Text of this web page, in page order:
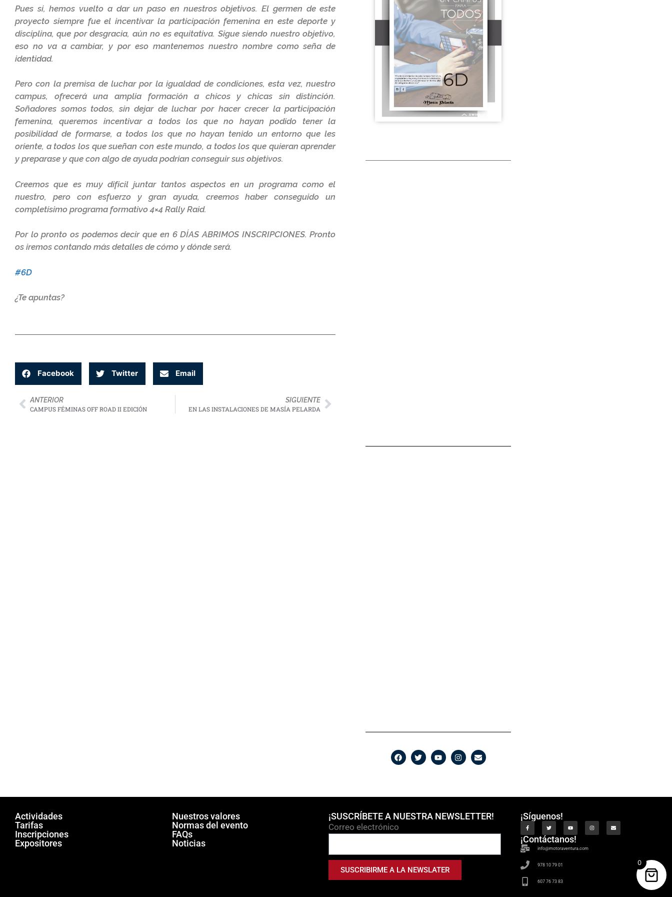
Pues sí, hemos vuelto a dar un paso en nuestros objetivos. El germen de este
proyecto siempre fue el incentivar la participación femenina en este deporte y
disciplina, que por desgracia, aún no es equitativa. Sigue siendo nuestro objetivo,
eso no va a cambiar, y por eso mantenemos nuestro nombre como seña de
identidad.
Pero con la premisa de luchar por la igualdad de condiciones, esta vez, nuestro
campus, ofrecerá una amplia formación a chicos y chicas sin distinción.
Soñadores somos todos, sin dejar de luchar por hacer crecer la participación
femenina, queremos incentivar a todos los que no hayan podido tener la
posibilidad de formarse, a todos los que no hayan tenido un entorno que les
oriente, a todos los que sueñan con este mundo, a todos los que quieran aprender
y preparase y que con algo de ayuda podrían conseguir sus objetivos.
Creemos que es muy difícil juntar tantos aspectos en un programa como el
nuestro, pero con esfuerzo y gran ayuda, creemos haber conseguido un
completísimo programa formativo 4×4 Rally Raid.
Por lo pronto os podemos decir que en 6 DÍAS ABRIMOS INSCRIPCIONES. Pronto
os iremos contando más detalles de cómo y dónde será.
#6D
¿Te apuntas?
Facebook Twitter Email
ANTERIOR
CAMPUS FÉMINAS OFF ROAD II EDICIÓN
SIGUIENTE
EN LAS INSTALACIONES DE MASÍA PELARDA
Actividades
Tarifas
Inscripciones
Expositores
Nuestros valores
Normas del evento
FAQs
Noticias
¡SUSCRÍBETE A NUESTRA NEWSLETTER!
Correo electrónico
SUSCRIBIRME A LA NEWSLATER
¡Síguenos!
¡Contáctanos!
info@motoraventura.com
978 10 79 01
607 76 73 83
0